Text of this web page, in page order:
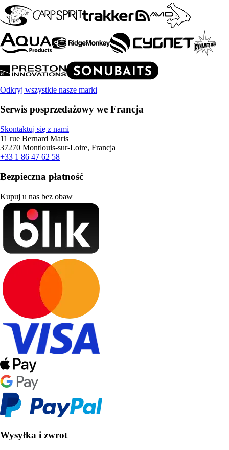
Odkryj wszystkie nasze marki
Serwis posprzedażowy we Francja
Skontaktuj się z nami
11 rue Bernard Maris
37270 Montlouis-sur-Loire, Francja
+33 1 86 47 62 58
Bezpieczna płatność
Kupuj u nas bez obaw
Wysyłka i zwrot